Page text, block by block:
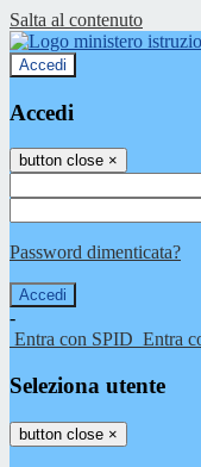
Salta al contenuto
Accedi
Accedi
button close ×
Password dimenticata?
-
Entra con SPID Entra
Seleziona utente
button close ×